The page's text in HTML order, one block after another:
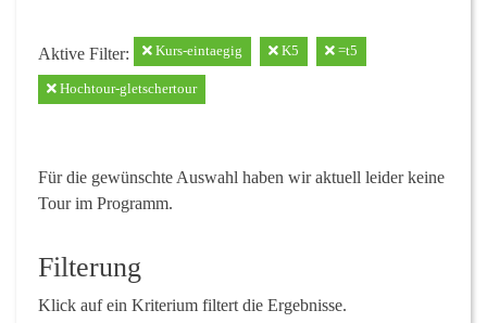
Aktive Filter: Kurs-eintaegig K5 =t5
Hochtour-gletschertour
Für die gewünschte Auswahl haben wir aktuell leider keine
Tour im Programm.
Filterung
Klick auf ein Kriterium filtert die Ergebnisse.